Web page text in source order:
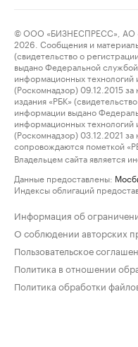
© ООО «БИЗНЕСПРЕСС», АО
2026. Сообщения и
(свидетельство о
выдано Федеральной
информационных технологий
(Роскомнадзор) 09.12.2015
издания «РБК»
информации выдано
информационных технологий
(Роскомнадзор) 03.12.2021
сопровождаются пометкой
Владельцем сайта является
Данные предоставлены:
Индексы облигаций
Информация об
О соблюдении авторских
Пользовательское
Политика в отношении
Политика обработки